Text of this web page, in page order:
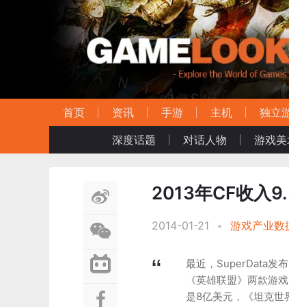
首页 资讯 手游 主机 独立
深度话题
对话人物 游戏
2013年CF收入
2014-01-21 • 游戏产业数
最近，SuperData发
《英雄联盟》两款游
是8亿美元，《坦克